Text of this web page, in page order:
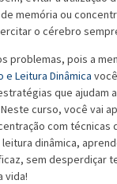
memória ou
o cérebro
problemas, pois a
e Leitura Dinâmica
que
curso, você vai
com técnicas
dinâmica,
sem desperdiçar
vida!